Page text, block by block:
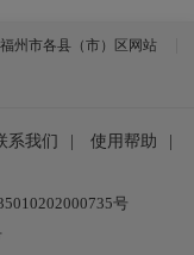
福州市各县（市）区网站
系我们 使用帮助
号